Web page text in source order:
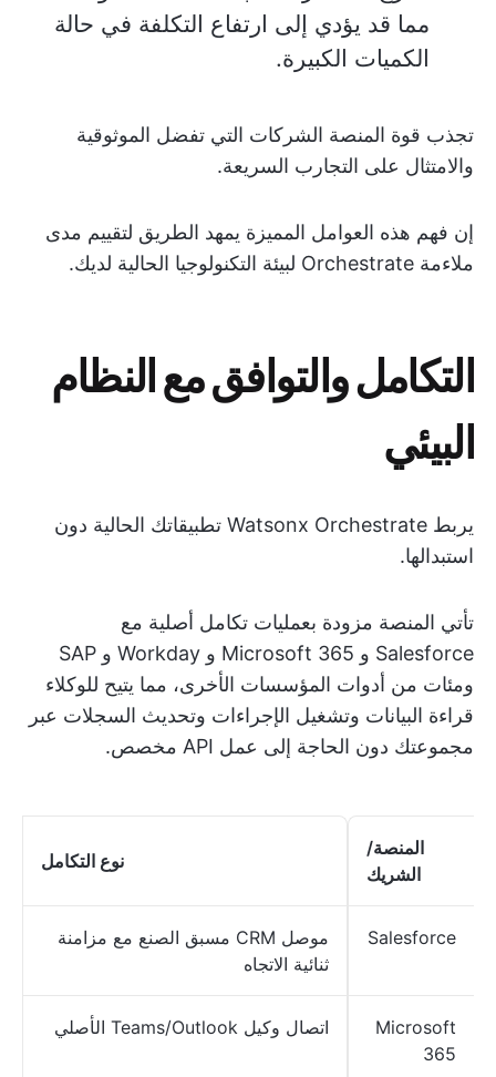
مما قد يؤدي إلى ارتفاع التكلفة في حالة
الكميات الكبيرة.
تجذب قوة المنصة الشركات التي تفضل الموثوقية
والامتثال على التجارب السريعة.
إن فهم هذه العوامل المميزة يمهد الطريق لتقييم مدى
ملاءمة Orchestrate لبيئة التكنولوجيا الحالية لديك.
التكامل والتوافق مع النظام
البيئي
يربط Watsonx Orchestrate تطبيقاتك الحالية دون
استبدالها.
تأتي المنصة مزودة بعمليات تكامل أصلية مع
Salesforce و Microsoft 365 و Workday و SAP
ومئات من أدوات المؤسسات الأخرى، مما يتيح للوكلاء
قراءة البيانات وتشغيل الإجراءات وتحديث السجلات عبر
مجموعتك دون الحاجة إلى عمل API مخصص.
المنصة/
الشريك
نوع التكامل
Salesforce
موصل CRM مسبق الصنع مع مزامنة
ثنائية الاتجاه
Microsoft
365
اتصال وكيل Teams/Outlook الأصلي